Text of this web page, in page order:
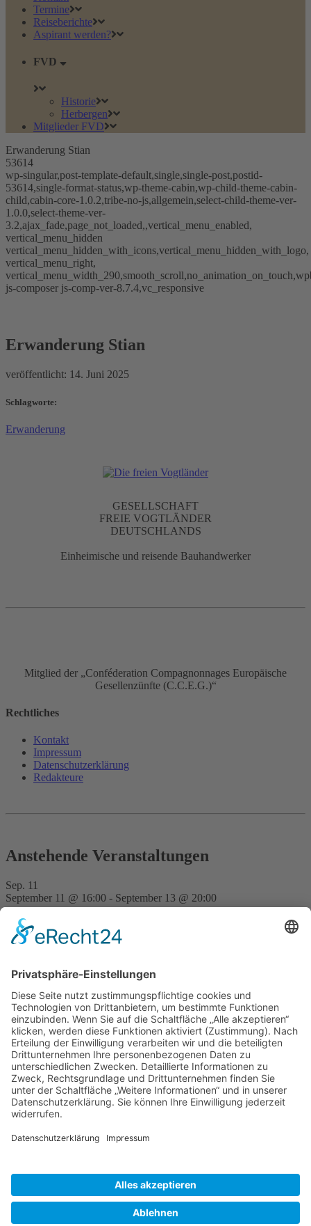
Termine
Reiseberichte
Aspirant werden?
FVD
Historie
Herbergen
Mitglieder FVD
Erwanderung Stian
53614
wp-singular,post-template-default,single,single-post,postid-
53614,single-format-status,wp-theme-cabin,wp-child-theme-cabin-
child,cabin-core-1.0.2,tribe-no-js,allgemein,select-child-theme-ver-
1.0.0,select-theme-ver-
3.2,ajax_fade,page_not_loaded,,vertical_menu_enabled,
vertical_menu_hidden
vertical_menu_hidden_with_icons,vertical_menu_hidden_with_logo,
vertical_menu_right,
js-composer js-comp-ver-8.7.4,vc_responsive
Erwanderung Stian
veröffentlicht: 14. Juni 2025
Schlagworte:
Erwanderung
GESELLSCHAFT
FREIE VOGTLÄNDER
DEUTSCHLANDS
Einheimische und reisende Bauhandwerker
Mitglied der „Conféderation Compagnonnages Europäische
Gesellenzünfte (C.C.E.G.)“
Rechtliches
Kontakt
Impressum
Datenschutz­erklärung
Redakteure
Anstehende Veranstaltungen
Sep. 11
September 11 @ 16:00 - September 13 @ 20:00
FVD Kongress auf der Bude Gera
Traditionell erste FVD-Weihnachtsfeier auf Bude
Hilpoltstein
Kalender anzeigen
Neueste Beiträge
Þetta Reddast – Wird scho wern 7. August 2026
Erwanderung Simon 27. Juli 2026
Erwanderung Anton
Schiftkurs auf dem Zunfthaus in Hannover 2026
Inspirationen
Erwanderung